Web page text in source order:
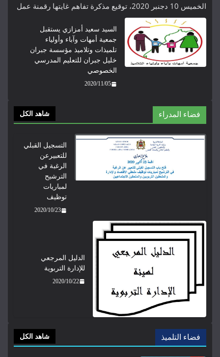
الخميس 10 دجنبر 2020، توقيع مذكرة تفاهم غايتها رقمنة عمل
السيد سعيد أمزازي يستقبل
جمعية أمهات وآباء وأولياء
تلميذات وتلاميذ مؤسسة جبران
خليل جبران للتعليم المدرسي
الخصوصي
2020/11/05
فضاء المدراء شاهد الكل
التسجيل القبلي
للتعبيرعن
الرغبة في
الترشيح
لمباريات
توظيف
2020/10/23
الدليل المرجعي
للإدارة التربوية
2020/10/22
فضاء التلميذ شاهد الكل